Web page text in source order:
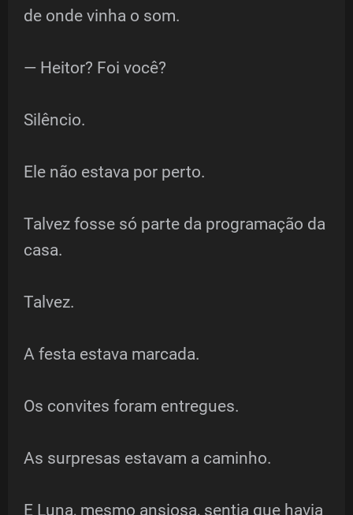
de onde vinha o som.
— Heitor? Foi você?
Silêncio.
Ele não estava por perto.
Talvez fosse só parte da programação da
casa.
Talvez.
A festa estava marcada.
Os convites foram entregues.
As surpresas estavam a caminho.
E Luna, mesmo ansiosa, sentia que havia